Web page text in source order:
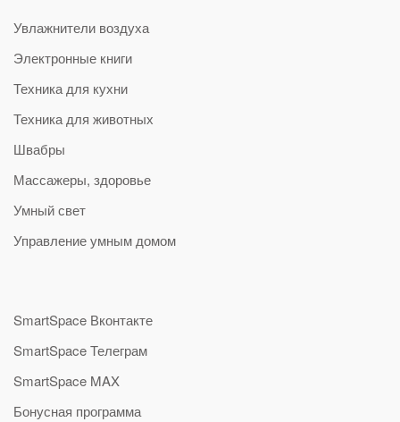
Увлажнители воздуха
Электронные книги
Техника для кухни
Техника для животных
Швабры
Массажеры, здоровье
Умный свет
Управление умным домом
SmartSpace Вконтакте
SmartSpace Телеграм
SmartSpace MAX
Бонусная программа